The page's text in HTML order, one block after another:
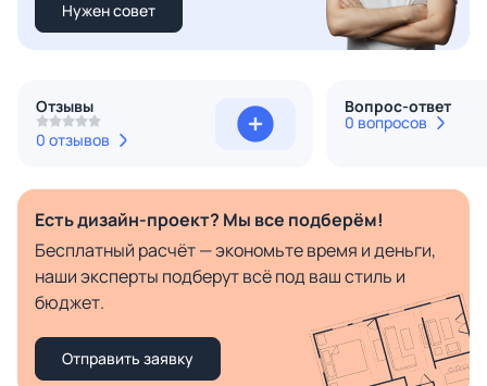
Нужен совет
Отзывы
0 отзывов
Вопрос-ответ
0 вопросов
Есть дизайн-проект? Мы все подберём!
Бесплатный расчёт — экономьте время и деньги,
наши эксперты подберут всё под ваш стиль и
бюджет.
Отправить заявку